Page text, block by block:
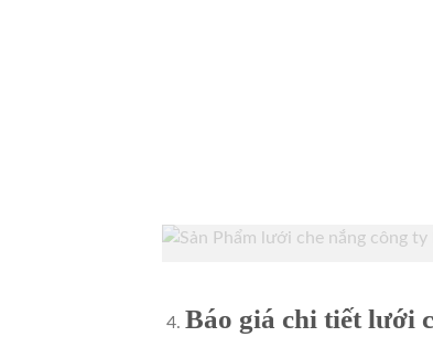
Báo giá chi tiết lưới